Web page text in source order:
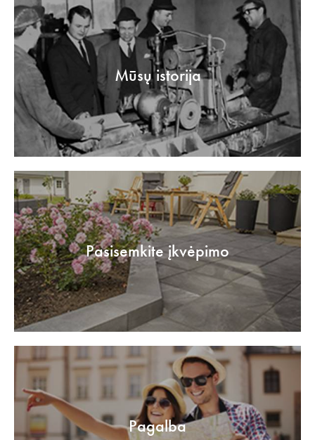
Mūsų istorija
Pasisemkite įkvėpimo
Pagalba